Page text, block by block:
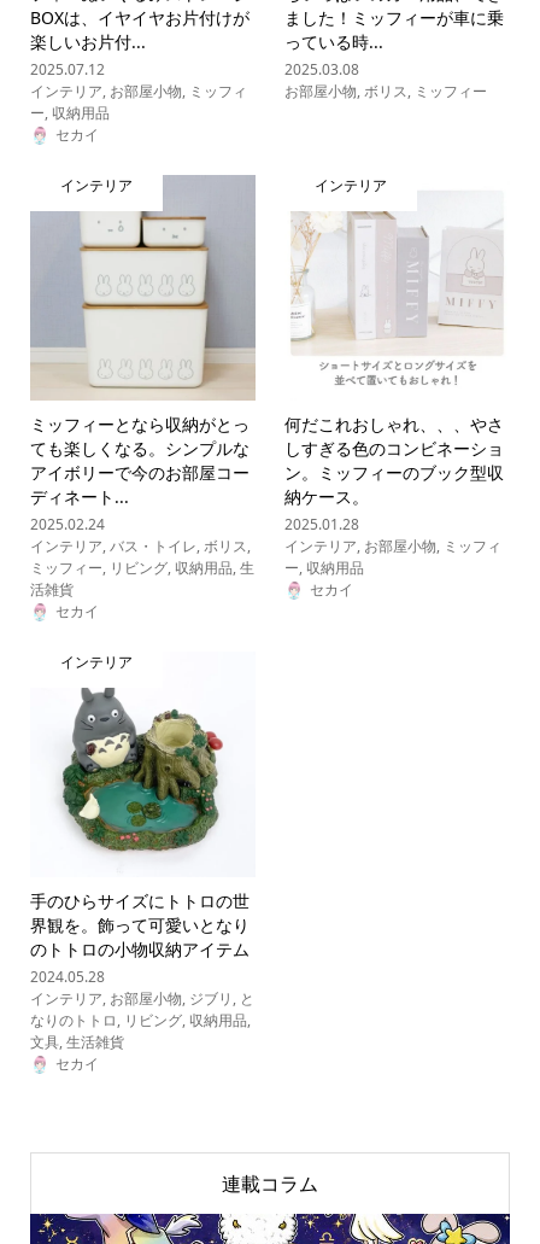
BOXは、イヤイヤお片付けが
楽しいお片付...
2025.07.12
インテリア, お部屋小物, ミッフィ
ー, 収納用品
セカイ
ました！ミッフィーが車に乗
っている時...
2025.03.08
お部屋小物,ボリス, ミッフィー
インテリア
ミッフィーとなら収納がとっ
ても楽しくなる。シンプルな
アイボリーで今のお部屋コー
ディネート...
2025.02.24
インテリア,バス・トイレ,ボリス,
ミッフィー, リビング, 収納用品,生
活雑貨
セカイ
インテリア
何だこれおしゃれ、、、やさ
しすぎる色のコンビネーショ
ン。ミッフィーのブック型収
納ケース。
2025.01.28
インテリア, お部屋小物, ミッフィ
ー, 収納用品
セカイ
インテリア
手のひらサイズにトトロの世
界観を。飾って可愛いとなり
のトトロの小物収納アイテム
2024.05.28
インテリア, お部屋小物, ジブリ , と
なりのトトロ, リビング, 収納用品,
文具,生活雑貨
セカイ
連載コラム